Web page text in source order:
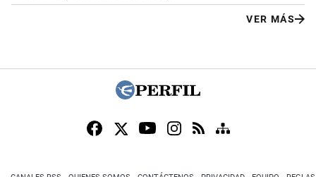
VER MÁS